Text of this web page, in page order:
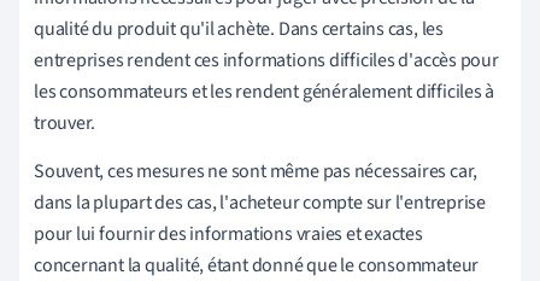
qualité du produit qu'il achète. Dans certains cas, les
entreprises rendent ces informations difficiles d'accès pour
les consommateurs et les rendent généralement difficiles à
trouver.
Souvent, ces mesures ne sont même pas nécessaires car,
dans la plupart des cas, l'acheteur compte sur l'entreprise
pour lui fournir des informations vraies et exactes
concernant la qualité, étant donné que le consommateur